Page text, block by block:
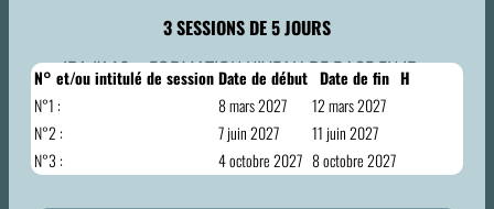
IR1 #149 – FORMATION NIVEAU DE BASE EN IR –
FORMAT HYBRIDE – MONTRÉAL – CANADA
3 SESSIONS DE 5 JOURS
N° et/ou intitulé de sessionDate de début Date de fin H
N°1 :
8 mars 2027
12 mars 2027
N°2 :
7 juin 2027
11 juin 2027
N°3 :
4 octobre 2027 8 octobre 2027